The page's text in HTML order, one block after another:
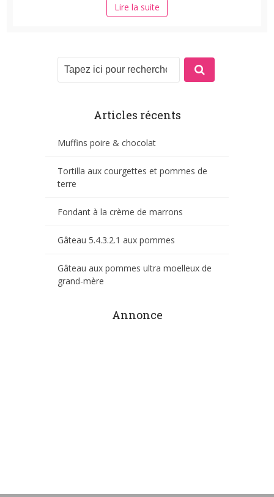
Lire la suite
Articles récents
Muffins poire & chocolat
Tortilla aux courgettes et pommes de
terre
Fondant à la crème de marrons
Gâteau 5.4.3.2.1 aux pommes
Gâteau aux pommes ultra moelleux de
grand-mère
Annonce